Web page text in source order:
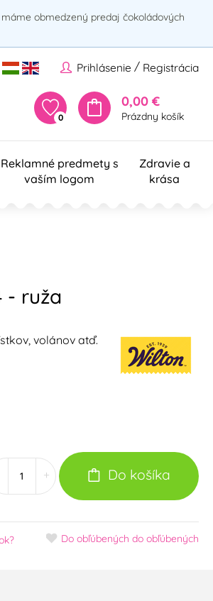
obmedzený predaj čokoládových
Prihlásenie / Registrácia
0
0,00 €
Prázdny košík
Reklamné predmety s
vaším logom
Zdravie a
krása
- ruža
volánov atď.
+ Do košíka
Do obľúbených do obľúbených